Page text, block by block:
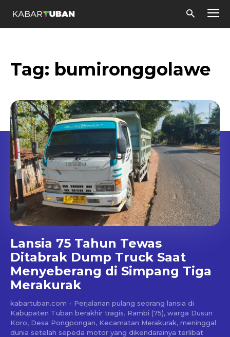
Tag: bumironggolawe
Lansia 75 Tahun Tewas
Ditabrak Dump Truck Saat
Menyeberang di Simpang Tiga
Merakurak
kabartuban.com - Perjalanan pulang seorang lansia di
Kabupaten Tuban berakhir tragis. Rambi (75), warga Dusun
Koro, Desa Pongpongan, Kecamatan Merakurak, meninggal
dunia setelah sepeda motor yang dikendarainya terlibat